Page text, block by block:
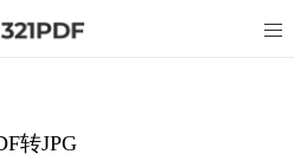
转JPG